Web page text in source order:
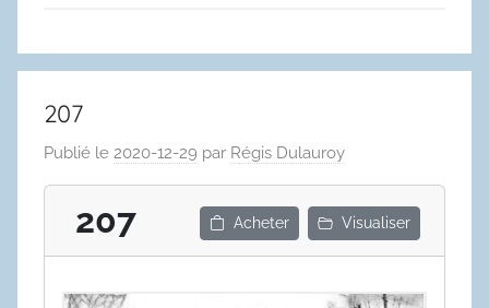
207
Publié le 2020-12-29 par Régis Dulauroy
207 Acheter Visualiser